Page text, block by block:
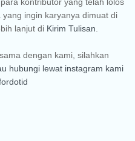
ingin karyanya dimuat di
lanjut di Kirim Tulisan
dengan kami, silahkan
hubungi lewat instagram kami